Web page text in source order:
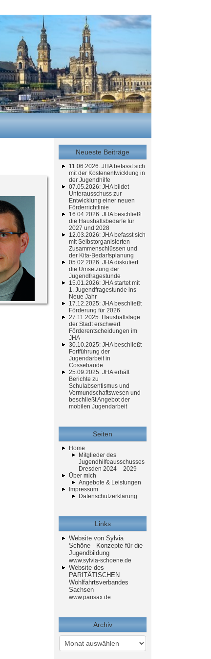
Neueste Beiträge
11.06.2026: JHA befasst sich
mit der Kostenentwicklung in
der Jugendhilfe
07.05.2026: JHA bildet
Unterausschuss zur
Entwicklung einer neuen
Förderrichtlinie
16.04.2026: JHA beschließt
die Haushaltsbedarfe für
2027 und 2028
12.03.2026: JHA befasst sich
mit Selbstorganisierten
Zusammenschlüssen und
der Kita-Bedarfsplanung
05.02.2026: JHA diskutiert
die Umsetzung der
Jugendfragestunde
15.01.2026: JHA startet mit
1. Jugendfragestunde ins
Neue Jahr
17.12.2025: JHA beschließt
Förderung für 2026
27.11.2025: Haushaltslage
der Stadt erschwert
Förderentscheidungen im
JHA
30.10.2025: JHA beschließt
Fortführung der
Jugendarbeit in
Cossebaude
25.09.2025: JHA erhält
Berichte zu
Schulabsentismus und
Vormundschaftswesen und
beschließt Angebot der
mobilen Jugendarbeit
Seiten
Home
Mitglieder des
Jugendhilfeausschusses
Dresden 2024 – 2029
Über mich
Angebote & Leistungen
Impressum
Datenschutzerklärung
Links
Website von Sylvia
Schöne - Konzepte für die
Jugendbildung
www.sylvia-schoene.de
Website des
PARITÄTISCHEN
Wohlfahrtsverbandes
Sachsen
www.parisax.de
Archiv
Archiv